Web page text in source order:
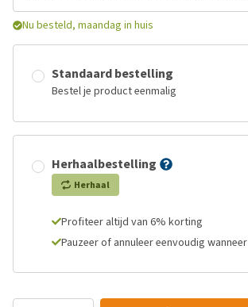
Nu besteld, maandag in huis
Standaard bestelling
Bestel je product eenmalig
Herhaalbestelling
Herhaal
Profiteer altijd van 6% korting
Pauzeer of annuleer eenvoudig